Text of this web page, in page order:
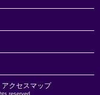
アクセスマップ